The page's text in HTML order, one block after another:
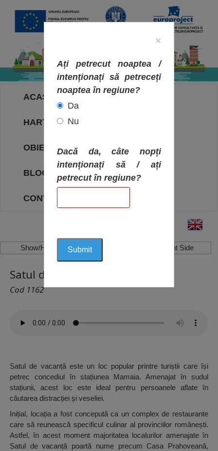
ACASA
HARTA OBIECTIVELOR
OBIECTIVE
BLOG
CONTACT
Show/Hide Left Side Show/Hide Right Side
Satul de Vacanță, Constanța
Cod 1162
Satul de vacanță este un loc popular printre turiștii care își
petrec concediul în stațiunea Mamaia. Amenajat în sudul
stațiunii, acest loc este ideal pentru persoanele aflate în
căutarea distracției și veseliei.
Inițial, locația a fost concepută ca un complex de restaurante
care să reunească specificul culinar al provinciilor românești.
Astfel, în acest moment majoritatea localurilor amenajate în
Satul de vacanță poartă nume precum Casa Prahoveană,
×
Ați petrecut noaptea /
intenționați să petreceți
noaptea în regiune?
Da
Nu
Dacă da, câte nopți
intenționați să / ați
petrecut în regiune?